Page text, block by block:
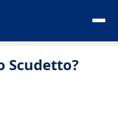
Scudetto?